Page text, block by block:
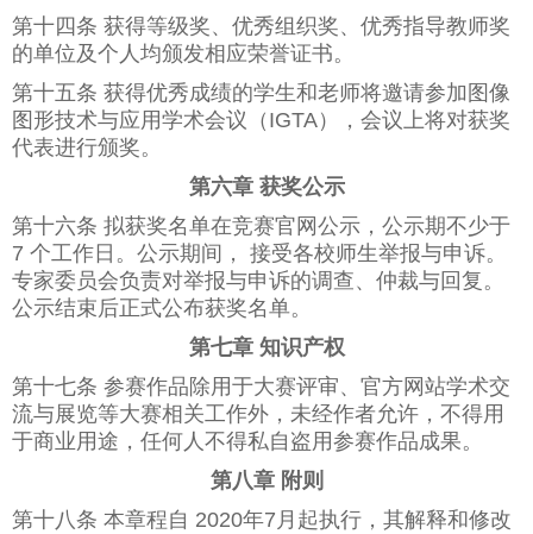
第十四条 获得等级奖、优秀组织奖、优秀指导教师奖
的单位及个人均颁发相应荣誉证书。
第十五条 获得优秀成绩的学生和老师将邀请参加图像
图形技术与应用学术会议（IGTA），会议上将对获奖
代表进行颁奖。
第六章 获奖公示
第十六条 拟获奖名单在竞赛官网公示，公示期不少于
7 个工作日。公示期间， 接受各校师生举报与申诉。
专家委员会负责对举报与申诉的调查、仲裁与回复。
公示结束后正式公布获奖名单。
第七章 知识产权
第十七条 参赛作品除用于大赛评审、官方网站学术交
流与展览等大赛相关工作外，未经作者允许，不得用
于商业用途，任何人不得私自盗用参赛作品成果。
第八章 附则
第十八条 本章程自 2020年7月起执行，其解释和修改